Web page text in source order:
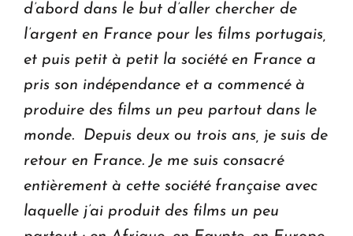
d’abord dans le but d’aller chercher de
l’argent en France pour les films portugais,
et puis petit à petit la société en France a
pris son indépendance et a commencé à
produire des films un peu partout dans le
monde. Depuis deux ou trois ans, je suis de
retour en France. Je me suis consacré
entièrement à cette société française avec
laquelle j’ai produit des films un peu